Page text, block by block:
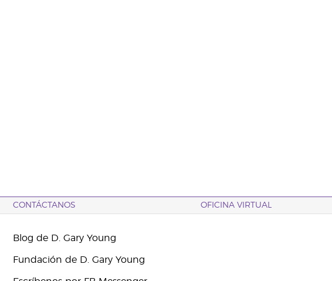
CONTÁCTANOS OFICINA VIRTUAL
Blog de D. Gary Young
Fundación de D. Gary Young